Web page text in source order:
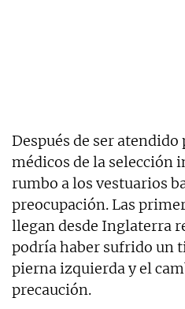
Después de ser
médicos de la selección
rumbo a los vestuarios
preocupación. Las
llegan desde Inglaterra
podría haber sufrido un
pierna izquierda y el
precaución.